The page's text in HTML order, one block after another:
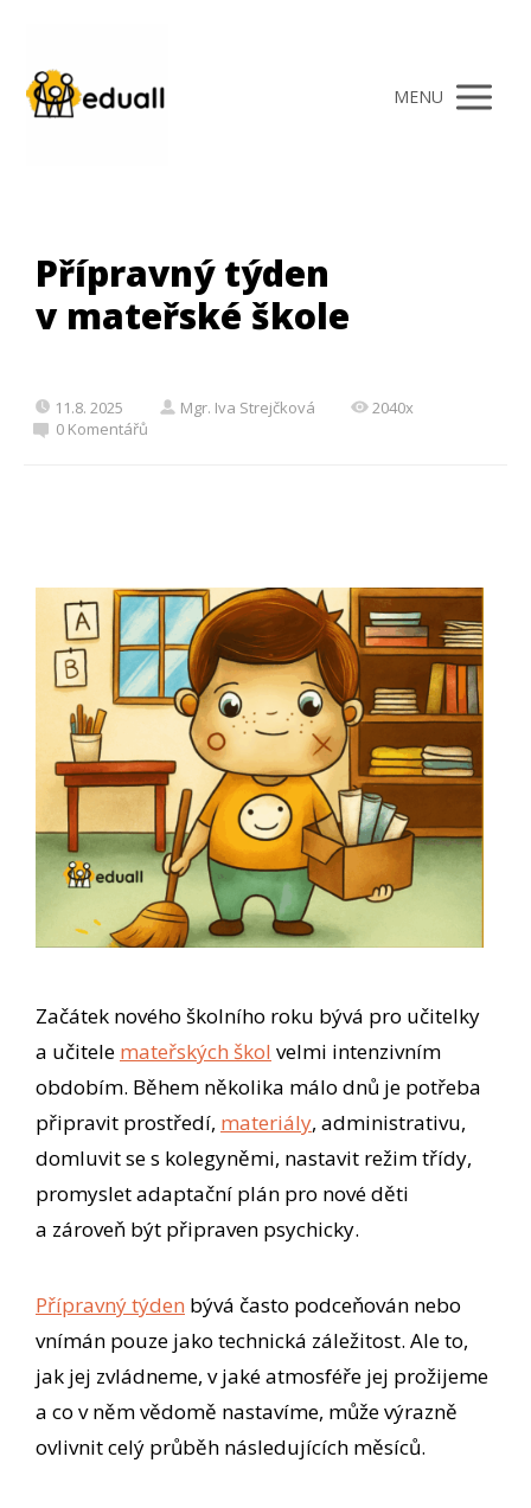
MENU
Přípravný týden
v mateřské škole
11.8. 2025 Mgr. Iva Strejčková
2040x
0 Komentářů
Začátek nového školního roku bývá pro učitelky
a učitele mateřských škol velmi intenzivním
obdobím. Během několika málo dnů je potřeba
připravit prostředí, materiály, administrativu,
domluvit se s kolegyněmi, nastavit režim třídy,
promyslet adaptační plán pro nové děti
a zároveň být připraven psychicky.
Přípravný týden bývá často podceňován nebo
vnímán pouze jako technická záležitost. Ale to,
jak jej zvládneme, v jaké atmosféře jej prožijeme
a co v něm vědomě nastavíme, může výrazně
ovlivnit celý průběh následujících měsíců.